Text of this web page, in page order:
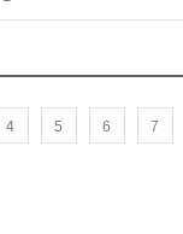
4 5 6 7